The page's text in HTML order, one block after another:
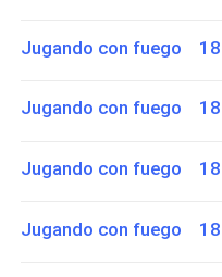
Jugando con fuego
Jugando con fuego
Jugando con fuego
Jugando con fuego